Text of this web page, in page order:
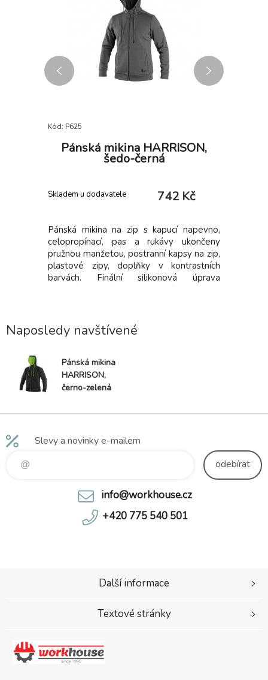
Kód: P625
Pánská mikina HARRISON,
šedo-černá
Skladem u dodavatele 742 Kč
Pánská mikina na zip s kapucí napevno,
celopropínací, pas a rukávy ukončeny
pružnou manžetou, postranní kapsy na zip,
plastové zipy, doplňky v kontrastních
barvách. Finální silikonová úprava
materiálu, která zajišťuje vyšší měkkost a
výšivku.
Naposledy navštívené
Pánská mikina
HARRISON,
černo-zelená
Slevy a novinky e-mailem
odebírat
info@workhouse.cz
+420 775 540 501
Další informace
Textové stránky